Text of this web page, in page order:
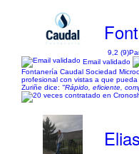
9,2 (9)
Email validado
Fontanería Caudal Sociedad
profesional con vistas a que
Zuriñe dice: "Rápido, eficiente,